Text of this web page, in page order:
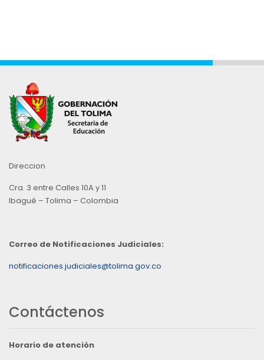
Direccion
Cra. 3 entre Calles 10A y 11
Ibagué – Tolima – Colombia
Correo de Notificaciones Judiciales:
notificaciones.judiciales@tolima.gov.co
Contáctenos
Horario de atención